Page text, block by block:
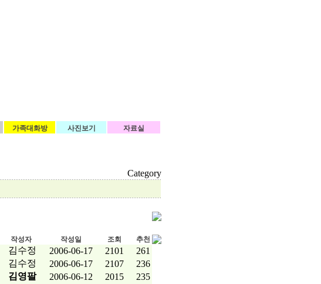
가족대화방 사진보기 자료실
Category
작성자 작성일 조회 추천
김수정 2006-06-17 2101
261
김수정 2006-06-17 2107
236
김영팔 2006-06-12 2015
235